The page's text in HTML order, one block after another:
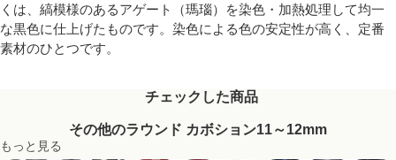
くは、縞模様のあるアゲート（瑪瑙）を染色・加熱処理して均一
な黒色に仕上げたものです。染色による色の安定性が高く、定番
素材のひとつです。
チェックした商品
その他のラウンド カボション11～12mm
もっと見る